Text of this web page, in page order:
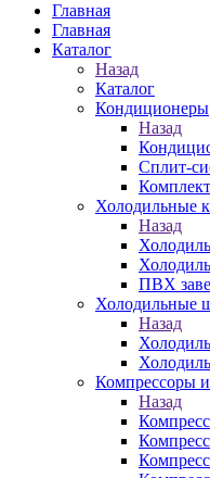
Главная
Главная
Каталог
Назад
Каталог
Кондиционеры
Назад
Сплит-
Холодильные
Назад
ПВХ
Холодильные
Назад
Компрессоры
Назад